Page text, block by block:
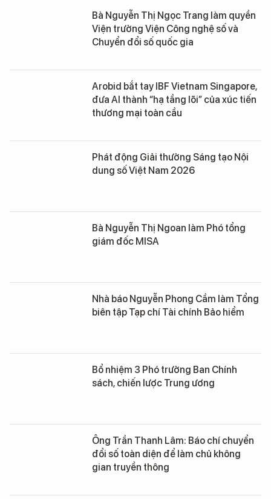
Bà Nguyễn Thị Ngọc Trang làm quyền
Viện trưởng Viện Công nghệ số và
Chuyển đổi số quốc gia
Arobid bắt tay IBF Vietnam Singapore,
đưa AI thành “hạ tầng lõi” của xúc tiến
thương mại toàn cầu
Phát động Giải thưởng Sáng tạo Nội
dung số Việt Nam 2026
Bà Nguyễn Thị Ngoan làm Phó tổng
giám đốc MISA
Nhà báo Nguyễn Phong Cầm làm Tổng
biên tập Tạp chí Tài chính Bảo hiểm
Bổ nhiệm 3 Phó trưởng Ban Chính
sách, chiến lược Trung ương
Ông Trần Thanh Lâm: Báo chí chuyển
đổi số toàn diện để làm chủ không
gian truyền thông